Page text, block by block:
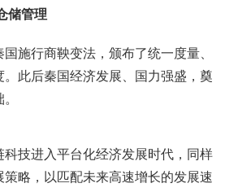
储管理
施行商鞅变法，颁布了统一度量、
此后秦国经济发展、国力强盛，奠
科技进入平台化经济发展时代，同样
策略，以匹配未来高速增长的发展速